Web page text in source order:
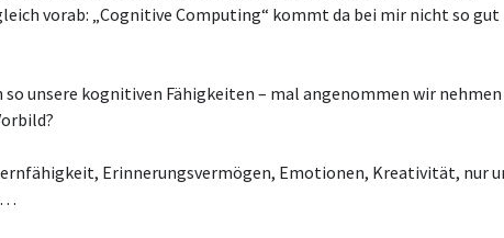
vorab: „Cognitive Computing“ kommt da bei mir nicht so gut
so unsere kognitiven Fähigkeiten – mal angenommen wir nehmen
Erinnerungsvermögen, Emotionen, Kreativität, nur